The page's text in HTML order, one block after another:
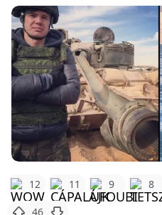
12 11 9 8
46